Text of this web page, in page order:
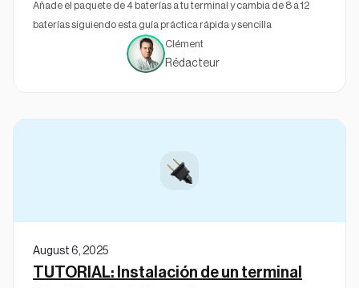
Añade el paquete de 4 baterías a tu terminal y cambia de 8 a 12
baterías siguiendo esta guía práctica rápida y sencilla
Clément
Rédacteur
August 6, 2025
TUTORIAL: Instalación de un terminal